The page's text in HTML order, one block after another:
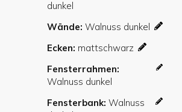
Wände
Ecken
Fensterrahmen
Fensterbank